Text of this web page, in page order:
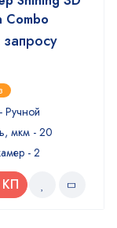
Combo
Ручной
мкм - 20
- 2
КП